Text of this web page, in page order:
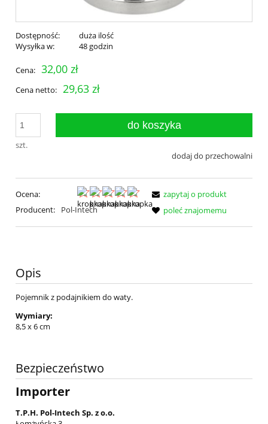
Dostępność:
duża ilość
Wysyłka w:
48 godzin
Cena: 32,00 zł
Cena netto: 29,63 zł
szt.
do koszyka
dodaj do przechowalni
Ocena:
Producent:
Pol-Intech
zapytaj o produkt
poleć znajomemu
Opis
Pojemnik z podajnikiem do waty.
Wymiary:
8,5 x 6 cm
Bezpieczeństwo
Importer
T.P.H. Pol-Intech Sp. z o.o.